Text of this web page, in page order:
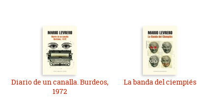
Diario de un canalla. Burdeos,
1972
La banda del ciempiés